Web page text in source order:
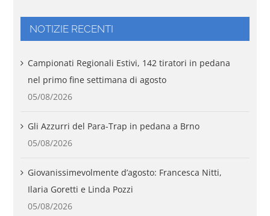
NOTIZIE RECENTI
Campionati Regionali Estivi, 142 tiratori in pedana
nel primo fine settimana di agosto
05/08/2026
Gli Azzurri del Para-Trap in pedana a Brno
05/08/2026
Giovanissimevolmente d’agosto: Francesca Nitti,
Ilaria Goretti e Linda Pozzi
05/08/2026